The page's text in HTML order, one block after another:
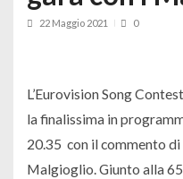
22 Maggio 2021 0
L’Eurovision Song
la finalissima in
20.35 con il commento
Malgioglio. Giunto alla